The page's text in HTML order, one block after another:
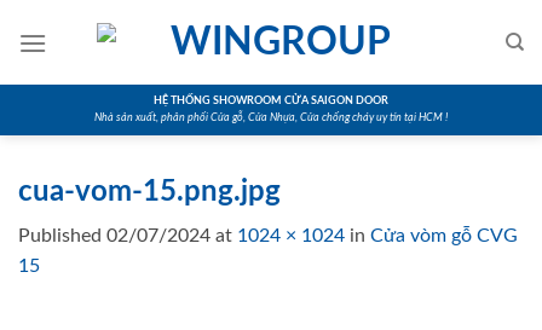
HỆ THỐNG SHOWROOM CỬA SAIGON DOOR
Nhà sản xuất, phân phối Cửa gỗ, Cửa Nhựa, Cửa chống cháy uy tín tại HCM !
cua-vom-15.png.jpg
Published 02/07/2024 at 1024 × 1024 in Cửa vòm gỗ CVG
15